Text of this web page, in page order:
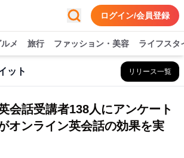
ログイン/会員登録
メ 旅行 ファッション・美容 ライフスタ
ット リリース一覧
会話受講者138人にアンケート
オンライン英会話の効果を実